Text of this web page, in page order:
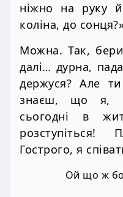
ніжно на руку
коліна, до
Можна. Так,
далі… дурна,
держуся? Але
знаєш, що я,
сьогодні в
Гострого, я
Ой що ж